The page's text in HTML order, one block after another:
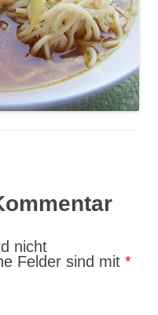
nicht
Felder sind mit *